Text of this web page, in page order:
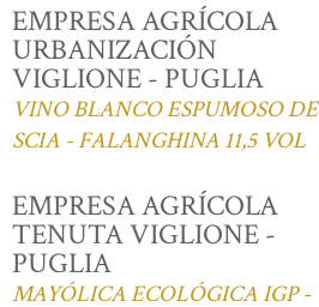
EMPRESA AGRÍCOLA
URBANIZACIÓN
VIGLIONE - PUGLIA
VINO BLANCO ESPUMOSO DE
SCIA - FALANGHINA 11,5 VOL
EMPRESA AGRÍCOLA
TENUTA VIGLIONE -
PUGLIA
MAYÓLICA ECOLÓGICA IGP -